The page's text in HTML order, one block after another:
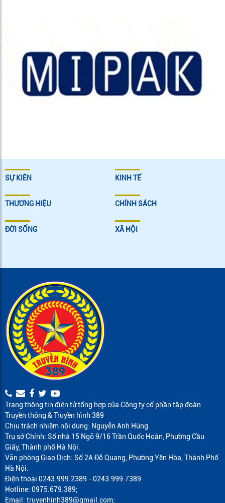
SỰ KIÊN KINH TẾ
THƯƠNG HIỆU CHÍNH SÁCH
ĐỜI SỐNG XÃ HỘI
Trang thông tin điện tử tổng hợp của Công ty cổ phần tập đoàn
Truyền thông & Truyền hình 389
Chịu trách nhiệm nội dung: Nguyễn Anh Hùng
Trụ sở Chính: Số nhà 15 Ngõ 9/16 Trần Quốc Hoàn, Phường Cầu
Giấy, Thành phố Hà Nội.
Văn phòng Giao Dịch: Số 2A Đỗ Quang, Phường Yên Hòa, Thành Phố
Hà Nội.
Điện thoại 0243.999.2389 - 0243.999.7389
Hotline: 0975.679.389;
Email: truyenhinh389@gmail.com;